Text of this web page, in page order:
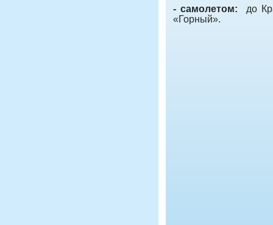
- самолетом: до
«Горный».